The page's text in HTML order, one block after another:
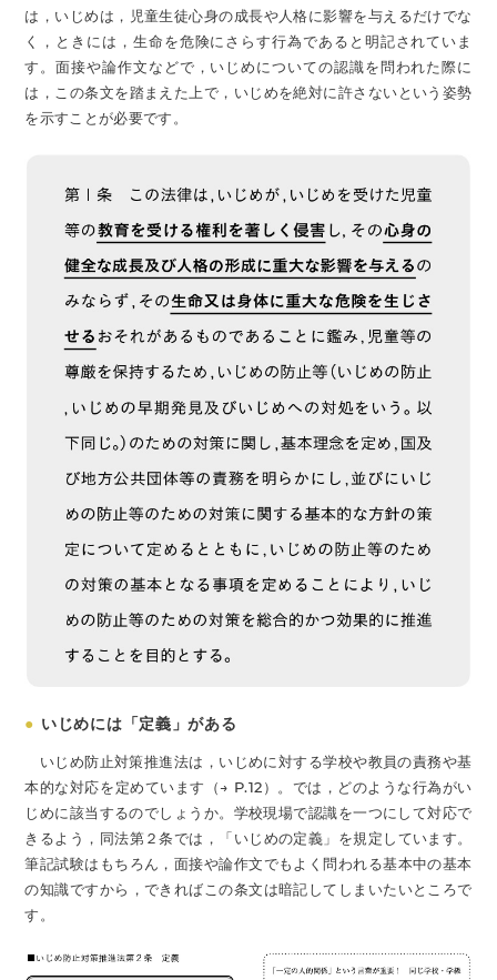
は，いじめは，児童生徒心身の成長や人格に影響を与えるだけでな
く，ときには，生命を危険にさらす行為であると明記されていま
す。面接や論作文などで，いじめについての認識を問われた際に
は，この条文を踏まえた上で，いじめを絶対に許さないという姿勢
を示すことが必要です。
● いじめには「定義」がある
いじめ防止対策推進法は，いじめに対する学校や教員の責務や基
本的な対応を定めています（→ P.12）。では，どのような行為がい
じめに該当するのでしょうか。学校現場で認識を一つにして対応で
きるよう，同法第２条では，「いじめの定義」を規定しています。
筆記試験はもちろん，面接や論作文でもよく問われる基本中の基本
の知識ですから，できればこの条文は暗記してしまいたいところで
す。